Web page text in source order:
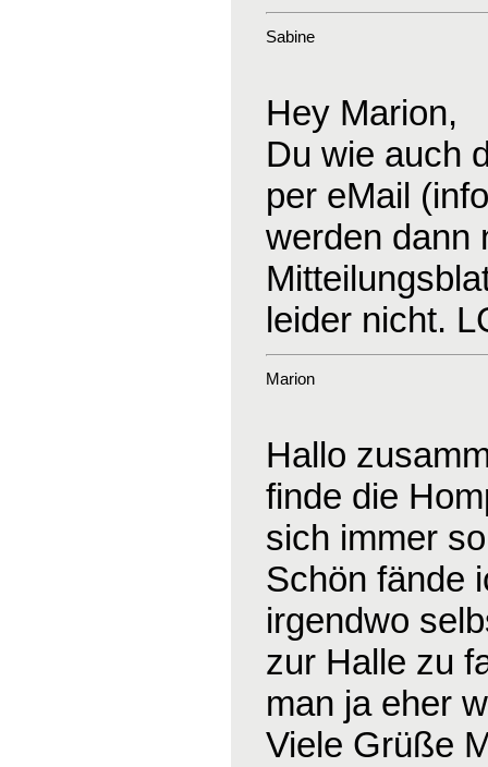
Sabine
Hey Marion,
Du wie auch
per eMail
werden dann
leider nicht.
Marion
Hallo
finde die
sich immer
Schön fände
irgendwo
zur Halle zu
man ja eher
Viele Grüße